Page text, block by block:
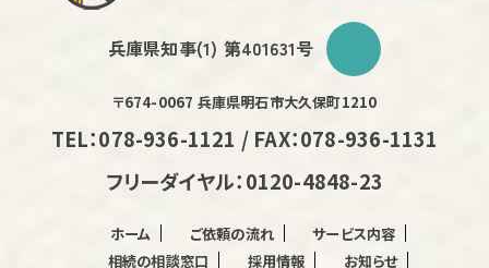
兵庫県知事(1) 第401631号
〒674-0067 兵庫県明石市大久保町1210
TEL：078-936-1121 / FAX：078-936-1131
フリーダイヤル：0120-4848-23
ホーム ご依頼の流れ
サービス内容
相続の相談窓口
採用情報 お知らせ